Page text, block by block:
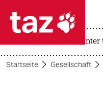
 taz
taz
usa
Startseite Gesellschaft